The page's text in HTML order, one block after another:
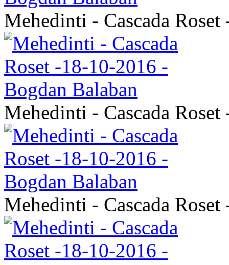
Mehedinti - Cascada
Mehedinti - Cascada
Mehedinti - Cascada